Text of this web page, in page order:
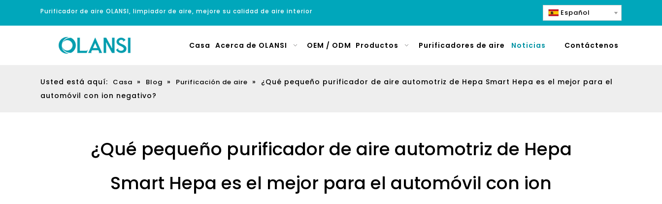
Purificador de aire OLANSI, limpiador de aire, mejore su calidad de aire interior Español
Casa Acerca de OLANSI OEM / ODM Productos Purificadores de aire Noticias Contáctenos
Usted está aquí: Casa » Blog » Purificación de aire »
¿Qué pequeño purificador de aire automotriz de Hepa Smart Hepa es el mejor para el
automóvil con ion negativo?
¿Qué pequeño purificador de aire automotriz de Hepa
Smart Hepa es el mejor para el automóvil con ion